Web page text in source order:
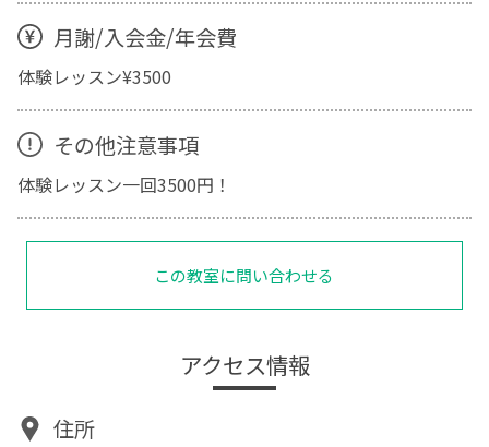
月謝/入会金/年会費
体験レッスン¥3500
その他注意事項
体験レッスン一回3500円！
この教室に問い合わせる
アクセス情報
住所